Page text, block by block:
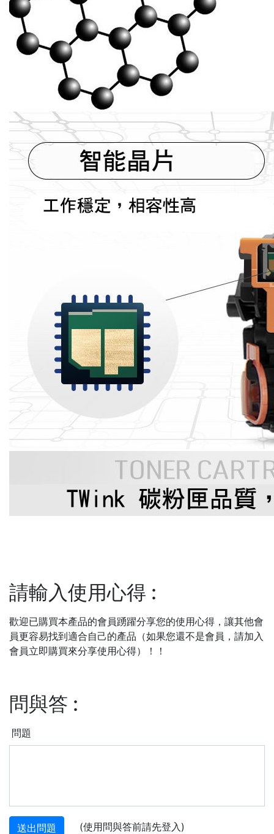
請輸入使用心得 :
歡迎已購買本產品的會員踴躍分享您的使用心得，讓其他會
員更容易找到適合自己的產品（如果您還不是會員，請加入
會員立即購買來分享使用心得）！！
問與答 :
問題
送出問題 (使用問與答前請先登入)